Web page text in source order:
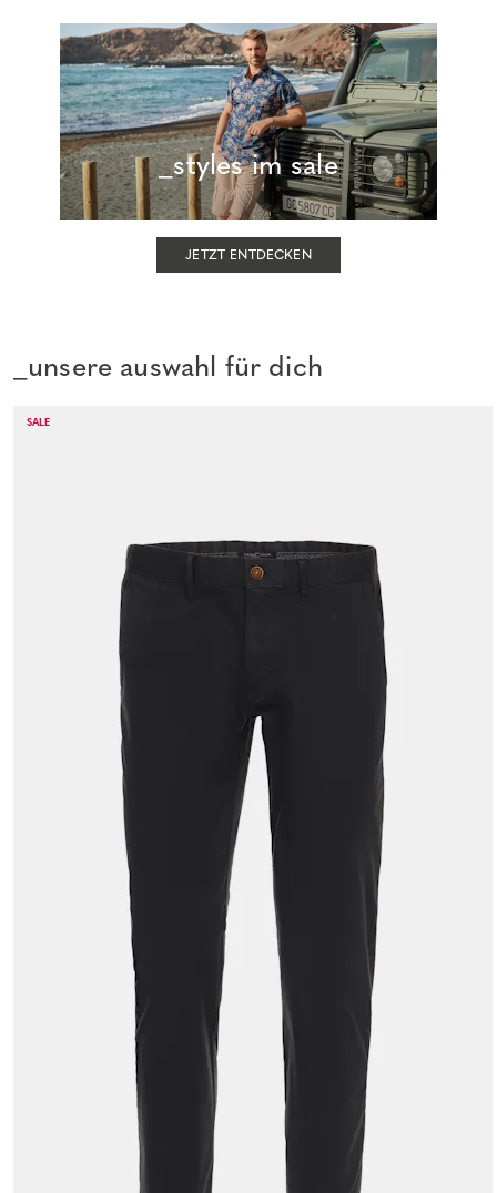
_styles im sale
JETZT ENTDECKEN
_unsere auswahl für dich
SALE